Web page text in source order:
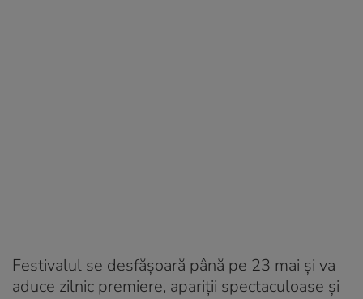
Festivalul se desfășoară până pe 23 mai și va
aduce zilnic premiere, apariții spectaculoase și